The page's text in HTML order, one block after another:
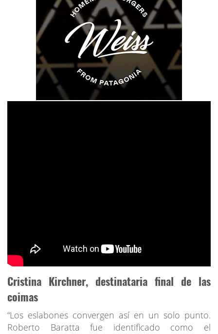
Cristina Kirchner, destinataria final de las
coimas
“Los eslabones convergen así en un solo punto.
Roberto Baratta fue identificado como el